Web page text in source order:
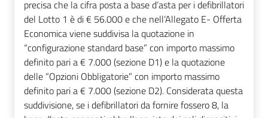
precisa che la cifra posta a base d’asta per i defibrillatori
del Lotto 1 è di € 56.000 e che nell’Allegato E- Offerta
Economica viene suddivisa la quotazione in
“configurazione standard base” con importo massimo
definito pari a € 7.000 (sezione D1) e la quotazione
delle “Opzioni Obbligatorie” con importo massimo
definito pari a € 7.000 (sezione D2). Considerata questa
suddivisione, se i defibrillatori da fornire fossero 8, la